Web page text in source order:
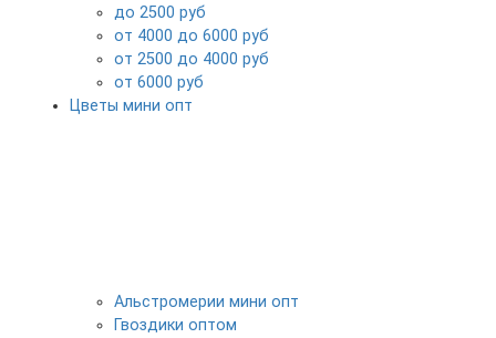
до 2500 руб
от 4000 до 6000 руб
от 2500 до 4000 руб
от 6000 руб
Цветы мини опт
Альстромерии мини опт
Гвоздики оптом